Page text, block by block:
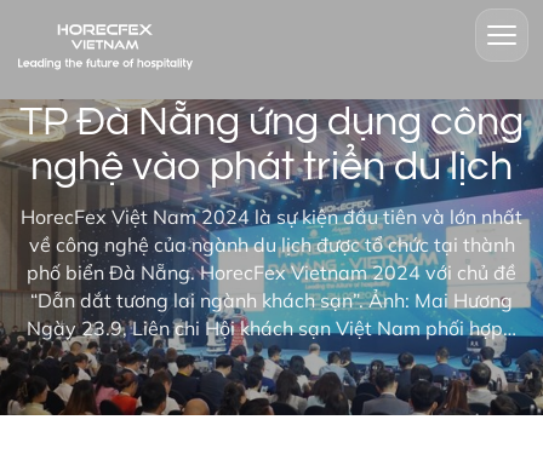
TP Đà Nẵng ứng dụng công
nghệ vào phát triển du lịch
HorecFex Việt Nam 2024 là sự kiện đầu tiên và lớn nhất
về công nghệ của ngành du lịch được tổ chức tại thành
phố biển Đà Nẵng. HorecFex Vietnam 2024 với chủ đề
“Dẫn dắt tương lai ngành khách sạn”. Ảnh: Mai Hương
Ngày 23.9, Liên chi Hội khách sạn Việt Nam phối hợp…